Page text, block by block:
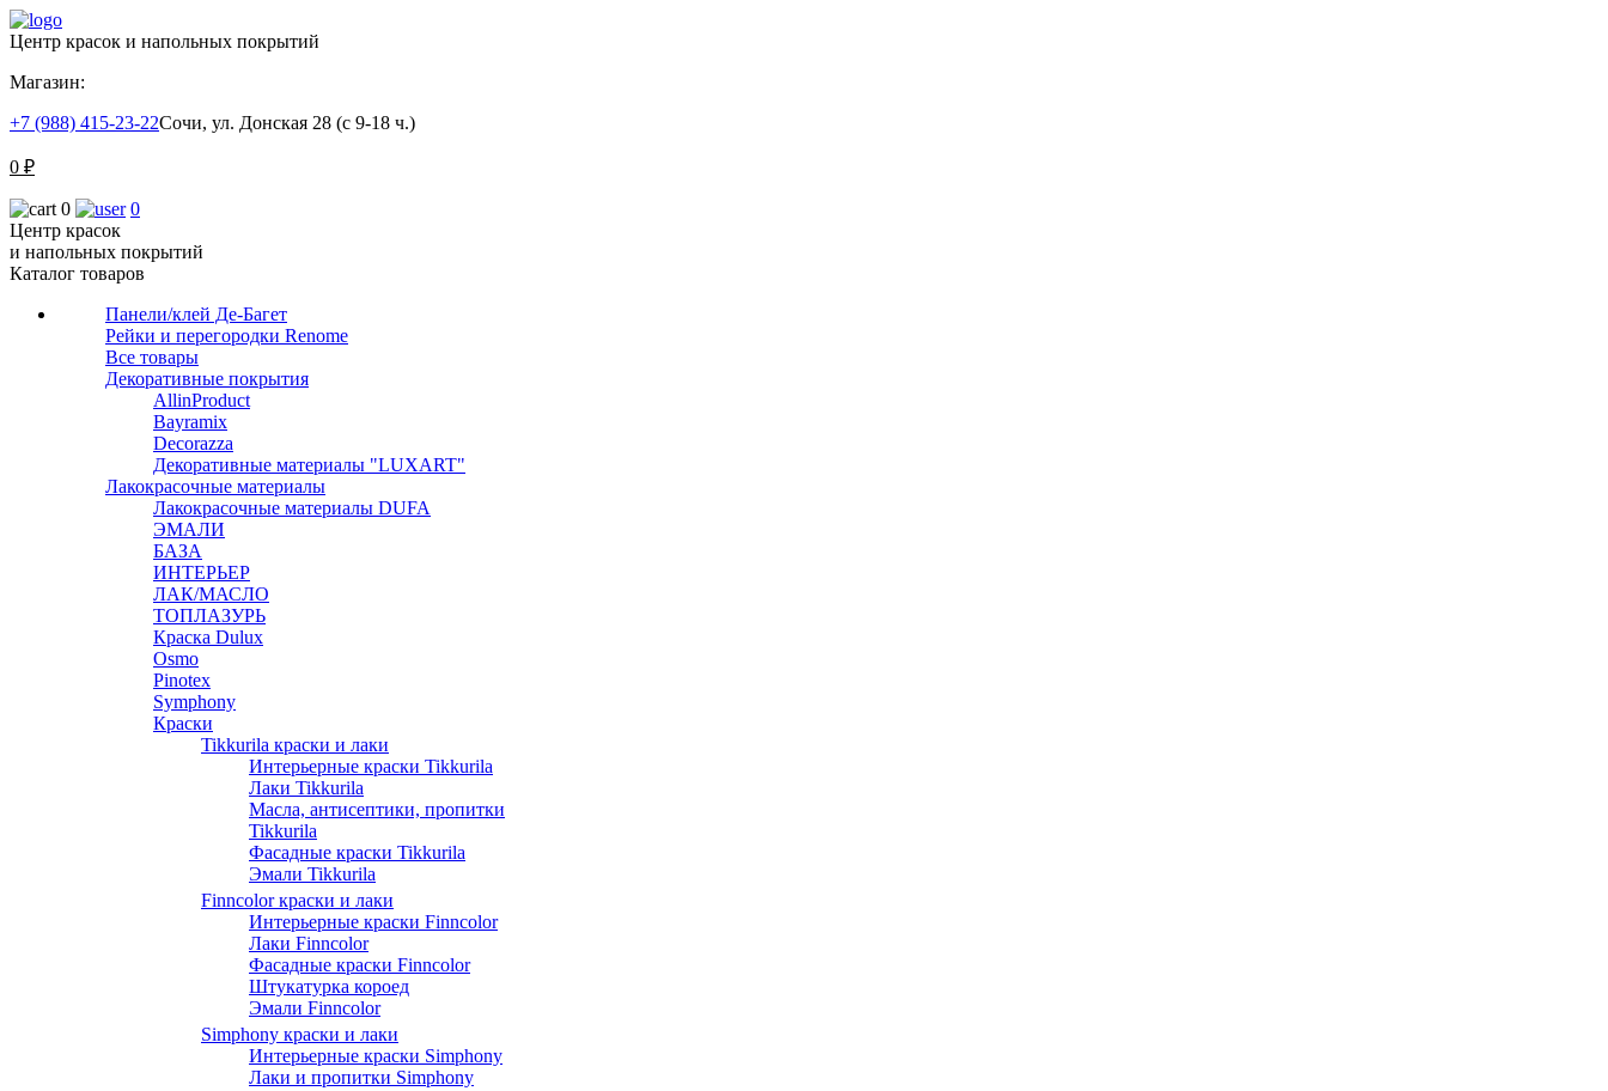
Центр красок и напольных покрытий
Магазин:
+7 (988) 415-23-22Сочи, ул. Донская 28 (с 9-18 ч.)
0 ₽
0
0
Центр красок
и напольных покрытий
Каталог товаров
Панели/клей Де-Багет
Рейки и перегородки Renome
Все товары
Декоративные покрытия
AllinProduct
Bayramix
Decorazza
Декоративные материалы "LUXART"
Лакокрасочные материалы
Лакокрасочные материалы DUFA
ЭМАЛИ
БАЗА
ИНТЕРЬЕР
ЛАК/МАСЛО
ТОПЛАЗУРЬ
Краска Dulux
Osmo
Pinotex
Symphony
Краски
Tikkurila краски и лаки
Интерьерные краски Tikkurila
Лаки Tikkurila
Масла, антисептики, пропитки
Tikkurila
Фасадные краски Tikkurila
Эмали Tikkurila
Finncolor краски и лаки
Интерьерные краски Finncolor
Лаки Finncolor
Фасадные краски Finncolor
Штукатурка короед
Эмали Finncolor
Simphony краски и лаки
Интерьерные краски Simphony
Лаки и пропитки Simphony